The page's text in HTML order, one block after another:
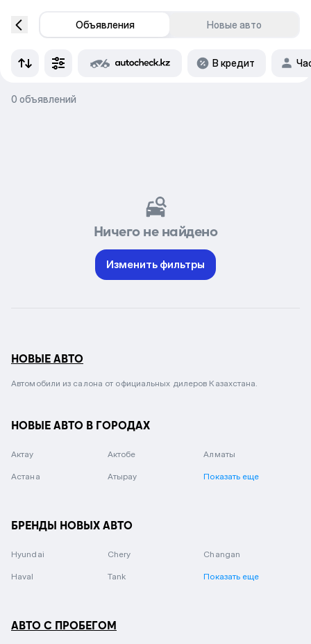
Объявления Новые авто
В кредит
0 объявлений
Ничего не найдено
Изменить фильтры
НОВЫЕ АВТО
Автомобили из салона от официальных дилеров Казахстана.
НОВЫЕ АВТО В ГОРОДАХ
Актау Актобе Алматы
Астана Атырау Показать еще
БРЕНДЫ НОВЫХ АВТО
Hyundai Chery Changan
Haval Tank Показать еще
АВТО С ПРОБЕГОМ